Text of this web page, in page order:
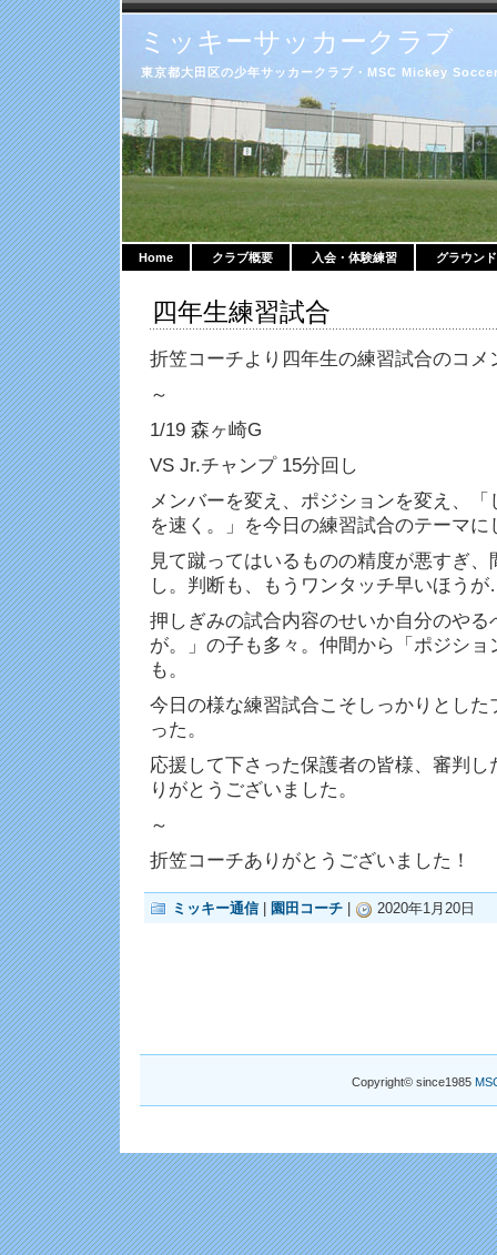
ミッキーサッカークラブ
東京都大田区の少年サッカークラブ・MSC Mickey
Home クラブ概要 入会・体験練習 グラウン
四年生練習試合
折笠コーチより四年生の練習試合のコ
～
1/19 森ヶ崎G
VS Jr.チャンプ 15分回し
メンバーを変え、ポジションを変え、
を速く。」を今日の練習試合のテーマに
見て蹴ってはいるものの精度が悪すぎ
し。判断も、もうワンタッチ早いほう
押しぎみの試合内容のせいか自分のや
が。」の子も多々。仲間から「ポジシ
も。
今日の様な練習試合こそしっかりとし
った。
応援して下さった保護者の皆様、審判
りがとうございました。
～
折笠コーチありがとうございました！
ミッキー通信 園田コーチ 2020年1月20日
Copyright© since1985